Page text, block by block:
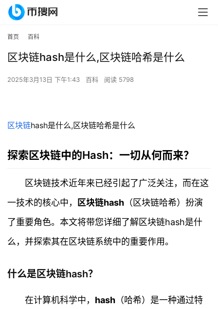
首页 百科
区块链hash是什么,区块链哈希是什么
2025年3月13日 下午1:43 百科 阅读 5798
区块链hash是什么,区块链哈希是什么
探索区块链中的Hash：一切从何而来？
区块链技术近年来已经引起了广泛关注，而在这
一技术的核心中，
区块链hash （区块链哈希）扮演
了重要角色。本文将带您详细了解区块链hash是什
么，并探索其在区块链系统中的重要作用。
什么是区块链hash？
在计算机科学中， hash （哈希）是一种通过特